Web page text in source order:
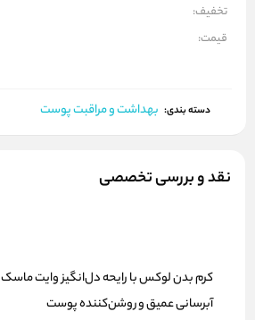
تخفیف:
قیمت:
دسته بندی: بهداشت و مراقبت پوست
نقد و بررسی تخصصی
کرم بدن لوکس با رایحه دل‌انگیز وایت ماسک
آبرسانی عمیق و روشن‌کننده پوست